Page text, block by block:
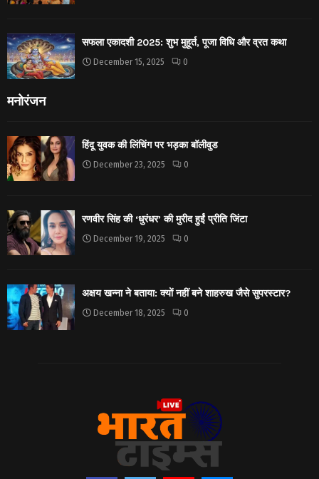
सफला एकादशी 2025: शुभ मुहूर्त, पूजा विधि और व्रत कथा
December 15, 2025 0
मनोरंजन
हिंदू युवक की लिंचिंग पर भड़का बॉलीवुड
December 23, 2025 0
रणवीर सिंह की ‘धुरंधर’ की मुरीद हुईं प्रीति जिंटा
December 19, 2025 0
अक्षय खन्ना ने बताया: क्यों नहीं बने शाहरुख जैसे सुपरस्टार?
December 18, 2025 0